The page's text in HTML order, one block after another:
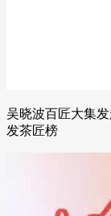
吴晓波百匠大集
发茶匠榜